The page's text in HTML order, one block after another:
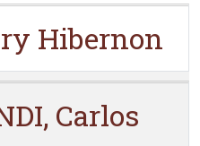
Hibernon
Carlos